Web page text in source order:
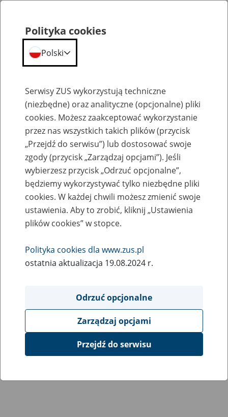
Przepraszamy,
podana strona nie została znaleziona.
Błąd 404
Przejdź do strony głównej
Polityka cookies
Polski
Serwisy ZUS wykorzystują techniczne
(niezbędne) oraz analityczne (opcjonalne) pliki
cookies. Możesz zaakceptować wykorzystanie
przez nas wszystkich takich plików (przycisk
„Przejdź do serwisu”) lub dostosować swoje
zgody (przycisk „Zarządzaj opcjami”). Jeśli
wybierzesz przycisk „Odrzuć opcjonalne”,
będziemy wykorzystywać tylko niezbędne pliki
cookies. W każdej chwili możesz zmienić swoje
ustawienia. Aby to zrobić, kliknij „Ustawienia
plików cookies” w stopce.
Polityka cookies dla www.zus.pl
ostatnia aktualizacja 19.08.2024 r.
Odrzuć opcjonalne
Zarządzaj opcjami
Przejdź do serwisu